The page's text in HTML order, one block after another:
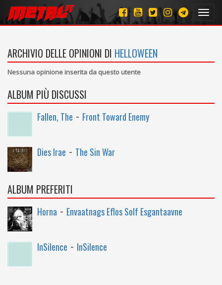
ARCHIVIO DELLE OPINIONI DI HELLOWEEN
Nessuna opinione inserita da questo utente
ALBUM PIÙ DISCUSSI
Fallen, The - Front Toward Enemy
Dies Irae - The Sin War
ALBUM PREFERITI
Horna - Envaatnags Eflos Solf Esgantaavne
InSilence - InSilence